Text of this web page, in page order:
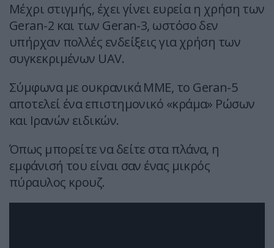
Μέχρι στιγμής, έχει γίνει ευρεία η χρήση των
Geran-2 και των Geran-3, ωστόσο δεν
υπήρχαν πολλές ενδείξεις για χρήση των
συγκεκριμένων UAV.
Σύμφωνα με ουκρανικά ΜΜΕ, το Geran-5
αποτελεί ένα επιστημονικό «κράμα» Ρώσων
και Ιρανών ειδικών.
Όπως μπορείτε να δείτε στα πλάνα, η
εμφάνισή του είναι σαν ένας μικρός
πύραυλος κρουζ.